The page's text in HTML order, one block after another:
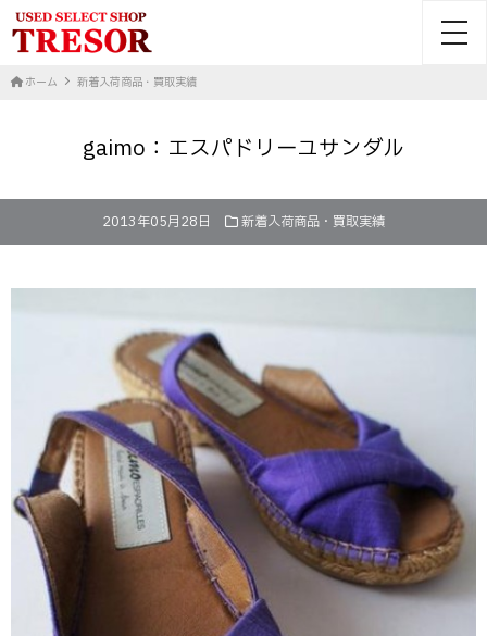
ホーム 新着入荷商品・買取実績
gaimo：エスパドリーユサンダル
2013年05月28日 新着入荷商品・買取実績